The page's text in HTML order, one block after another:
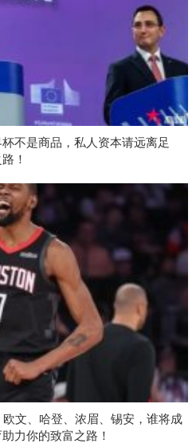
不是商品，私人资本请远离足
！
文、哈登、浓眉、锡安，谁将成
力你的致富之路！